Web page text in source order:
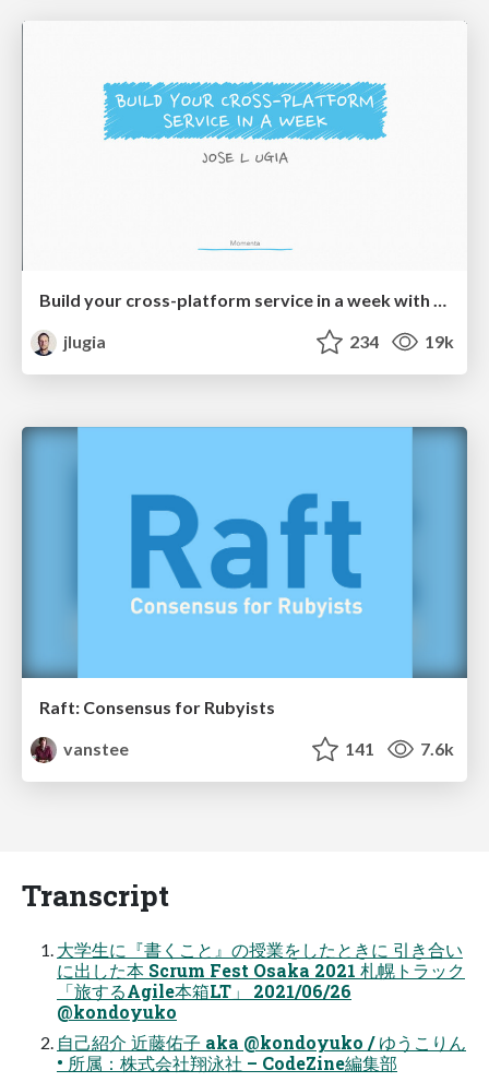
Build your cross-platform service in a week with App Engine
jlugia
234 19k
Raft: Consensus for Rubyists
vanstee
141 7.6k
Transcript
大学生に『書くこと』の授業をしたときに 引き合い
に出した本 Scrum Fest Osaka 2021 札幌トラック
「旅するAgile本箱LT」 2021/06/26
@kondoyuko
自己紹介 近藤佑子 aka @kondoyuko / ゆうこりん
• 所属：株式会社翔泳社 – CodeZine編集部